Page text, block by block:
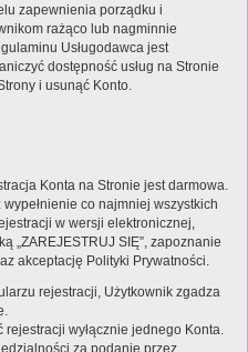
zapewnienia porządku i
rażąco lub nagminnie
Usługodawca jest
dostępność usług na Stronie
i usunąć Konto.
Konta na Stronie jest darmowa.
co najmniej wszystkich
w wersji elektronicznej,
„ZAREJESTRUJ SIĘ”, zapoznanie
akceptację Polityki Prywatności.
rejestracji, Użytkownik zgadza
wyłącznie jednego Konta.
za podanie przez